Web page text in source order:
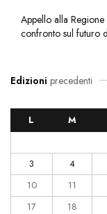
Appello alla
confronto sul futuro
Edizioni precedenti
L M
3
4
10
11
17
18